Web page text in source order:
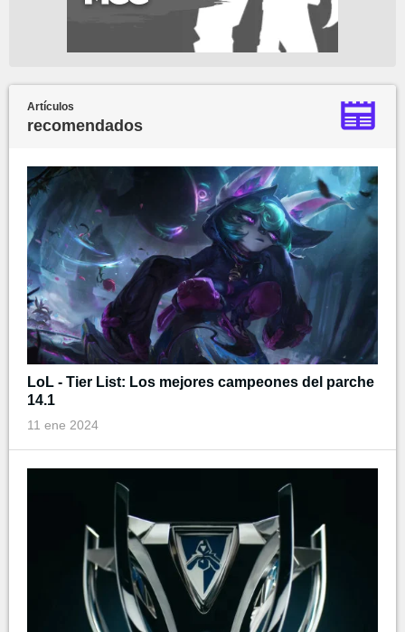
Artículos
recomendados
LoL - Tier List: Los mejores campeones del parche
14.1
11 ene 2024